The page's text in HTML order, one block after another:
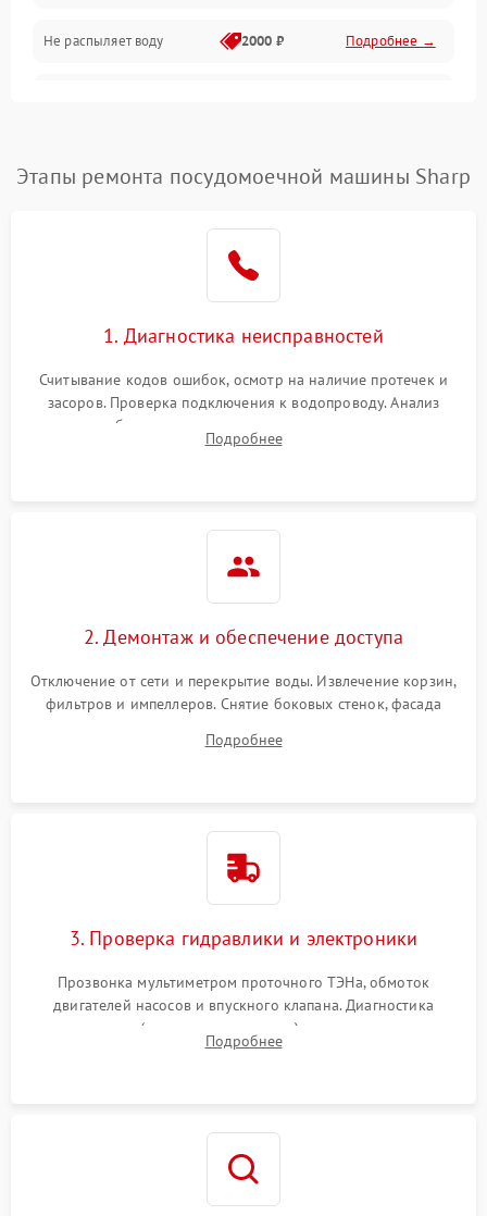
Программное обеспечение
Не распыляет воду 2000 ₽ Подробнее →
воды
1800 ₽ Подробнее →
Проблемы с
Этапы ремонта посудомоечной машины Sharp
1. Диагностика неисправностей
Считывание кодов ошибок, осмотр на наличие протечек и
засоров. Проверка подключения к водопроводу. Анализ
жалоб на отсутствие слива, нагрева, вращения
разбрызгивателей или срабатывание системы защиты
Подробнее
2. Демонтаж и обеспечение доступа
Отключение от сети и перекрытие воды. Извлечение корзин,
фильтров и импеллеров. Снятие боковых стенок, фасада
циркуляционному насосу, ТЭНу и сливной помпе.
Подробнее
3. Проверка гидравлики и электроники
Прозвонка мультиметром проточного ТЭНа, обмоток
двигателей насосов и впускного клапана. Диагностика
прессостата (датчика уровня воды), датчика мутности,
концевика дверцы и электронного модуля управления.
Подробнее